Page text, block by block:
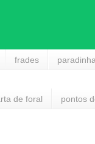
frades
de foral pontos